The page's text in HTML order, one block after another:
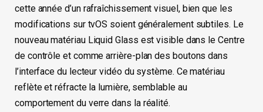
cette année d’un rafraîchissement visuel, bien que les
modifications sur tvOS soient généralement subtiles. Le
nouveau matériau Liquid Glass est visible dans le Centre
de contrôle et comme arrière-plan des boutons dans
l’interface du lecteur vidéo du système. Ce matériau
reflète et réfracte la lumière, semblable au
comportement du verre dans la réalité.